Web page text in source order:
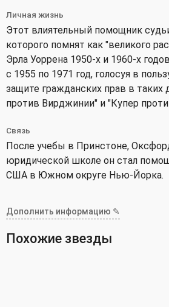
Личная жизнь
Этот влиятельный помощник
которого помнят как "великого
Эрла Уоррена 1950-х и 1960-х
с 1955 по 1971 год, голосуя в
защите гражданских прав в таких
против Вирджинии" и "Купер
Связь
После учебы в Принстоне,
юридической школе он стал
США в Южном округе Нью-Йорка.
Дополнить информацию ✎
Похожие звезды